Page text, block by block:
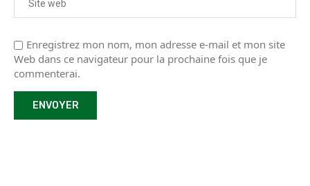
Enregistrez mon nom, mon adresse e-mail et mon site
Web dans ce navigateur pour la prochaine fois que je
commenterai.